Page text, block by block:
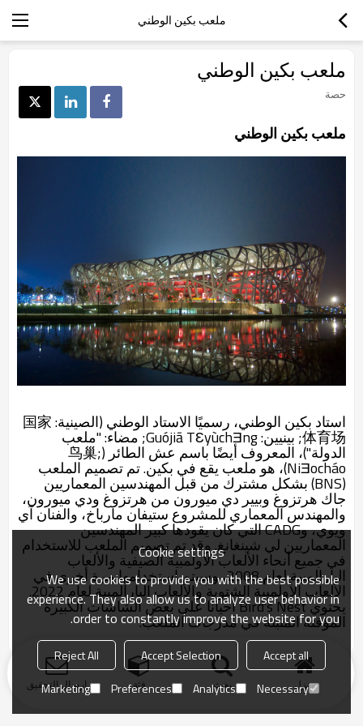
ملعب بكين الوطني
ملعب بكين الوطني
حصة
ملعب بكين الوطني
استاد بكين الوطني، رسميًا الاستاد الوطني (الصينية: 国家
体育场; بينيين: Guójiā TƐyùchƎng; مضاء: "ملعب
الدولة")، المعروف أيضًا باسم عش الطائر (鸟巢;
NiƎocháo)، هو ملعب يقع في بكين. تم تصميم الملعب
(BNS) بشكل مشترك من قبل المهندسين المعماريين
جاك هرتزوغ وبيير دي ميورون من هرتزوغ ودي ميورون،
والمهندس المعماري للمشروع ستيفان مارباخ، والفنان آي
ويوي، وCADG التي كان يقودها كبير المهندسين
المعماريين لي شينغانغ. وقد تم تصميم الملعب للاستخدام
في جميع أنحاء الألعاب الأولمبية الصيفية والألعاب
البارالمبية لعام 2008، وسيتم استخدامها مرة أخرى في
الألعاب الأولمبية الشتوية والألعاب البارالمبية لعام 2022.
يحتوي Bird's Nest أحيانًا على بعض الشاشات الكبيرة
المؤقتة المثبتة في مدرجات الملعب.
منزل بحث فئة ارسال التحقيق
Cookie settings
We use cookies to provide you with the best possible
experience. They also allow us to analyze user behavior in
order to constantly improve the website for you.
Accept all
Accept Selection
Reject All
Necessary
Analytics
Preferences
Marketing